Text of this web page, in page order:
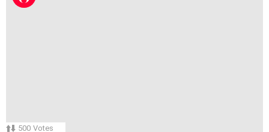
500 Votes